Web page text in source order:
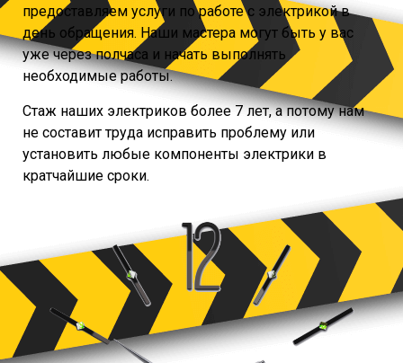
предоставляем услуги по работе с электрикой в
день обращения. Наши мастера могут быть у вас
уже через полчаса и начать выполнять
необходимые работы.
Стаж наших электриков более 7 лет, а потому нам
не составит труда исправить проблему или
установить любые компоненты электрики в
кратчайшие сроки.